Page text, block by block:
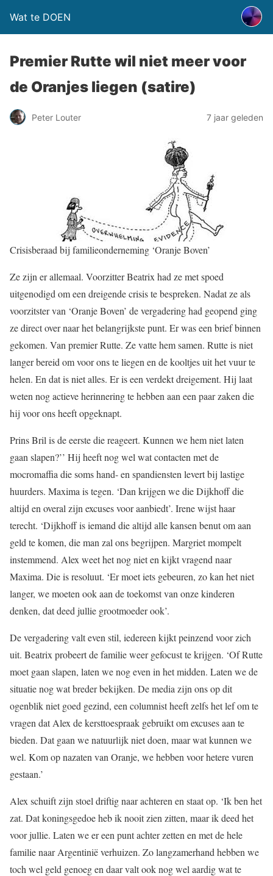
Wat te DOEN
Premier Rutte wil niet meer voor
de Oranjes liegen (satire)
Peter Louter 7 jaar geleden
Crisisberaad bij familieonderneming ‘Oranje Boven’
Ze zijn er allemaal. Voorzitter Beatrix had ze met spoed
uitgenodigd om een dreigende crisis te bespreken. Nadat ze als
voorzitster van ‘Oranje Boven’ de vergadering had geopend ging
ze direct over naar het belangrijkste punt. Er was een brief binnen
gekomen. Van premier Rutte. Ze vatte hem samen. Rutte is niet
langer bereid om voor ons te liegen en de kooltjes uit het vuur te
helen. En dat is niet alles. Er is een verdekt dreigement. Hij laat
weten nog actieve herinnering te hebben aan een paar zaken die
hij voor ons heeft opgeknapt.
Prins Bril is de eerste die reageert. Kunnen we hem niet laten
gaan slapen?’’ Hij heeft nog wel wat contacten met de
mocromaffia die soms hand- en spandiensten levert bij lastige
huurders. Maxima is tegen. ‘Dan krijgen we die Dijkhoff die
altijd en overal zijn excuses voor aanbiedt’. Irene wijst haar
terecht. ‘Dijkhoff is iemand die altijd alle kansen benut om aan
geld te komen, die man zal ons begrijpen. Margriet mompelt
instemmend. Alex weet het nog niet en kijkt vragend naar
Maxima. Die is resoluut. ‘Er moet iets gebeuren, zo kan het niet
langer, we moeten ook aan de toekomst van onze kinderen
denken, dat deed jullie grootmoeder ook’.
De vergadering valt even stil, iedereen kijkt peinzend voor zich
uit. Beatrix probeert de familie weer gefocust te krijgen. ‘Of Rutte
moet gaan slapen, laten we nog even in het midden. Laten we de
situatie nog wat breder bekijken. De media zijn ons op dit
ogenblik niet goed gezind, een columnist heeft zelfs het lef om te
vragen dat Alex de kersttoespraak gebruikt om excuses aan te
bieden. Dat gaan we natuurlijk niet doen, maar wat kunnen we
wel. Kom op nazaten van Oranje, we hebben voor hetere vuren
gestaan.’
Alex schuift zijn stoel driftig naar achteren en staat op. ‘Ik ben het
zat. Dat koningsgedoe heb ik nooit zien zitten, maar ik deed het
voor jullie. Laten we er een punt achter zetten en met de hele
familie naar Argentinië verhuizen. Zo langzamerhand hebben we
toch wel geld genoeg en daar valt ook nog wel aardig wat te